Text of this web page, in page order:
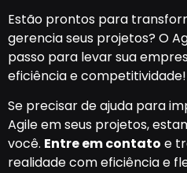
Estão prontos para
gerencia seus projetos? O
passo para levar sua
eficiência e competitividade!
Se precisar de ajuda para
Agile em seus projetos,
você. Entre em contato e
realidade com eficiência e